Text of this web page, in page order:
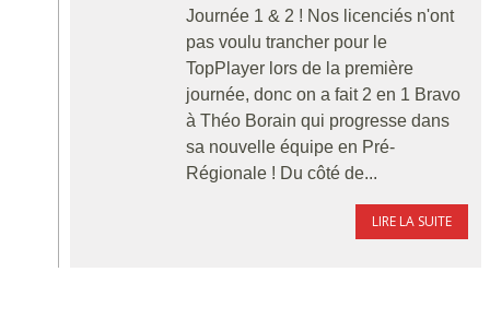
Journée 1 & 2 ! Nos licenciés n'ont
pas voulu trancher pour le
TopPlayer lors de la première
journée, donc on a fait 2 en 1 Bravo
à Théo Borain qui progresse dans
sa nouvelle équipe en Pré-
Régionale ! Du côté de...
LIRE LA SUITE